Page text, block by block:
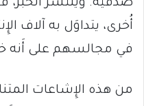
صدْقية. وينتشر الخبر،
أُخرى، يتداوَل به آلاف
في مجالسهم على أَنه
من هذه الإِشاعات